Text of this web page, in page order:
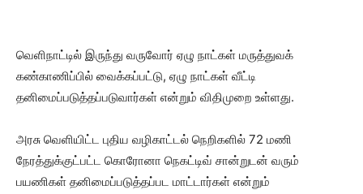
வெளிநாட்டில் இருந்து வருவோர் ஏழு நாட்கள் மருத்துவக்
கண்காணிப்பில் வைக்கப்பட்டு, ஏழு நாட்கள் வீட்டி
தனிமைப்படுத்தப்படுவார்கள் என்றும் விதிமுறை உள்ளது.
அரசு வெளியிட்ட புதிய வழிகாட்டல் நெறிகளில் 72 மணி
நேரத்துக்குட்பட்ட கொரோனா நெகட்டிவ் சான்றுடன் வரும்
பயணிகள் தனிமைப்படுத்தப்பட மாட்டார்கள் என்றும்